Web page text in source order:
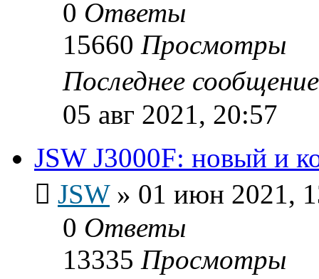
0 Ответы
15660 Просмотры
Последнее
05 авг 2021, 20:57
JSW J3000F: новый и
JSW» 01 июн 2021,
0 Ответы
13335 Просмотры